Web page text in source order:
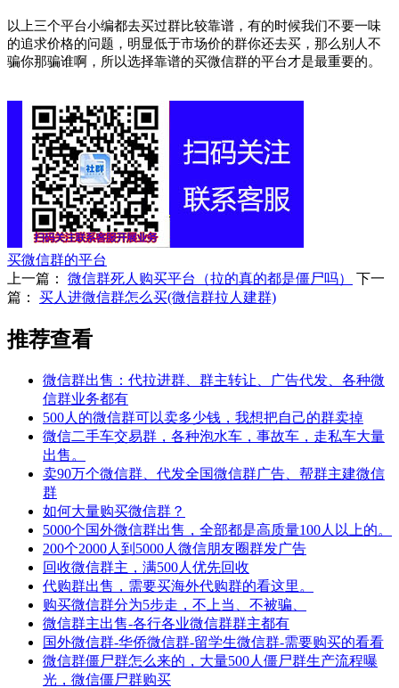
以上三个平台小编都去买过群比较靠谱，有的时候我们不要一味
的追求价格的问题，明显低于市场价的群你还去买，那么别人不
骗你那骗谁啊，所以选择靠谱的买微信群的平台才是最重要的。
买微信群的平台
上一篇： 微信群死人购买平台（拉的真的都是僵尸吗）
下一
篇： 买人进微信群怎么买(微信群拉人建群)
推荐查看
微信群出售：代拉进群、群主转让、广告代发、各种微
信群业务都有
500人的微信群可以卖多少钱，我想把自己的群卖掉
微信二手车交易群，各种泡水车，事故车，走私车大量
出售。
卖90万个微信群、代发全国微信群广告、帮群主建微信
群
如何大量购买微信群？
5000个国外微信群出售，全部都是高质量100人以上的。
200个2000人到5000人微信朋友圈群发广告
回收微信群主，满500人优先回收
代购群出售，需要买海外代购群的看这里。
购买微信群分为5步走，不上当、不被骗、
微信群主出售-各行各业微信群群主都有
国外微信群-华侨微信群-留学生微信群-需要购买的看看
微信群僵尸群怎么来的，大量500人僵尸群生产流程曝
光，微信僵尸群购买